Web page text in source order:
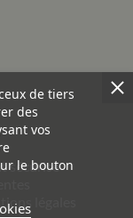
sécurisé
légales
de tiers
des
vos
le bouton